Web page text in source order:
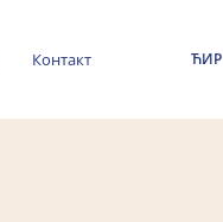
Контакт ЋИР